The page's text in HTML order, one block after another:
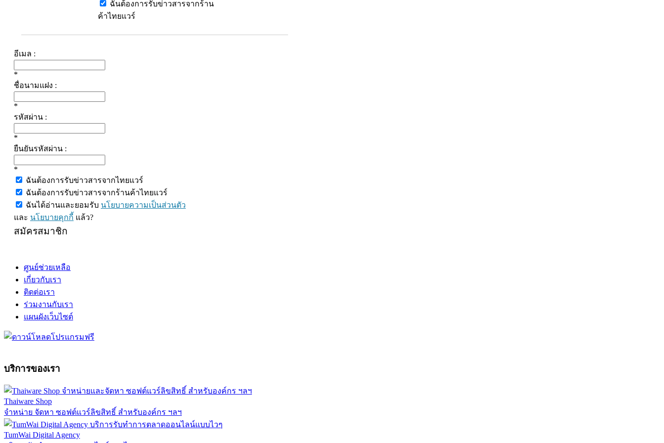
ฉันต้องการรับข่าวสารจากร้าน
ค้าไทยแวร์
อีเมล :
*
ชื่อนามแฝง :
*
รหัสผ่าน :
*
ยืนยันรหัสผ่าน :
*
ฉันต้องการรับข่าวสารจากไทยแวร์
ฉันต้องการรับข่าวสารจากร้านค้าไทยแวร์
ฉันได้อ่านและยอมรับ นโยบายความเป็นส่วนตัว
และ นโยบายคุกกี้ แล้ว?
สมัครสมาชิก
ศูนย์ช่วยเหลือ
เกี่ยวกับเรา
ติดต่อเรา
ร่วมงานกับเรา
แผนผังเว็บไซต์
บริการของเรา
Thaiware Shop
จำหน่าย จัดหา ซอฟต์แวร์ลิขสิทธิ์ สำหรับองค์กร ฯลฯ
TumWai Digital Agency